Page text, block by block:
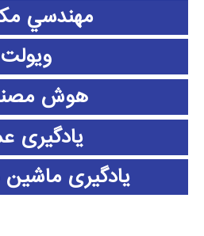
مهندسي
ویولت
هوش
یادگیری
یادگیری ماشین